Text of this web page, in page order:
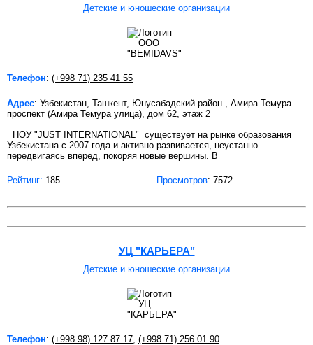
Детские и юношеские организации
Телефон: (+998 71) 235 41 55
Адрес: Узбекистан, Ташкент, Юнусабадский район , Амира Темура
проспект (Амира Темура улица), дом 62, этаж 2
НОУ "JUST INTERNATIONAL" существует на рынке образования
Узбекистана c 2007 года и активно развивается, неустанно
передвигаясь вперед, покоряя новые вершины. В
Рейтинг: 185 Просмотров: 7572
УЦ "КАРЬЕРА"
Детские и юношеские организации
Телефон: (+998 98) 127 87 17 (+998 71) 256 01 90